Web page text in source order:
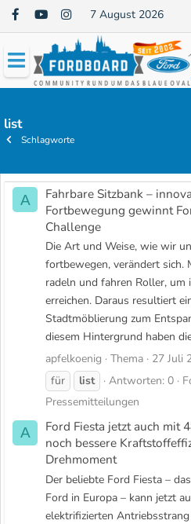
7 August 2026
list
Schlagworte
A
Fahrbare Sitzbank –
Fortbewegung gewinnt
Challenge
Die Art und Weise, wie wir
fortbewegen, verändert sich.
radeln und fahren Roller, um
erreichen. Daraus resultiert
Stadtmöblierung zum
diesem Hintergrund haben
apfelkoenig
Thema 27 Juli
für
list Antworten: 0
Pressemitteilungen
A
Ford Fiesta jetzt auch mit
noch bessere
Drehmoment
Der beliebte Ford Fiesta –
Ford in Europa – kann jetzt
elektrifizierten